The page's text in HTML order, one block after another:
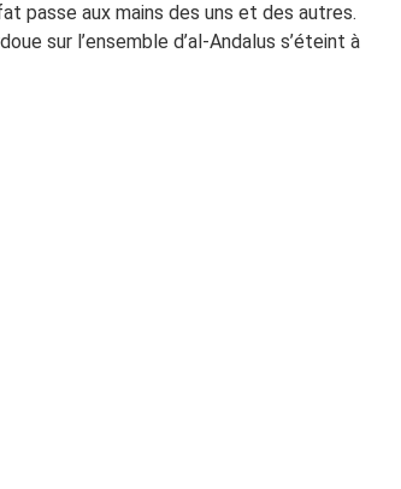
passe aux mains des uns et des autres.
sur l’ensemble d’al-Andalus s’éteint à